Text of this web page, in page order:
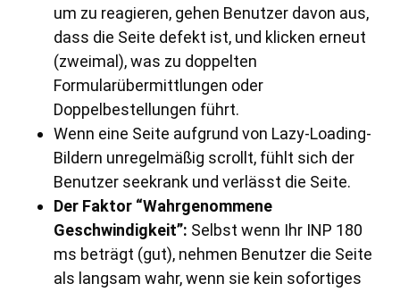
um zu reagieren, gehen Benutzer davon aus,
dass die Seite defekt ist, und klicken erneut
(zweimal), was zu doppelten
Formularübermittlungen oder
Doppelbestellungen führt.
Wenn eine Seite aufgrund von Lazy-Loading-
Bildern unregelmäßig scrollt, fühlt sich der
Benutzer seekrank und verlässt die Seite.
Der Faktor “Wahrgenommene
Geschwindigkeit”: Selbst wenn Ihr INP 180
ms beträgt (gut), nehmen Benutzer die Seite
als langsam wahr, wenn sie kein sofortiges